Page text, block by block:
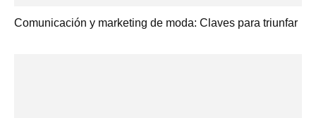
Comunicación y marketing de moda: Claves para triunfar